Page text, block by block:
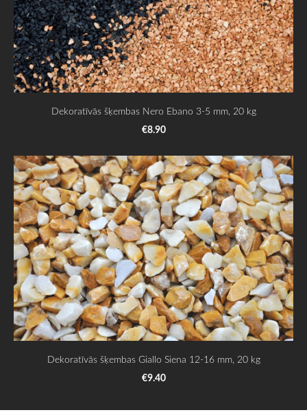
Dekoratīvās šķembas Nero Ebano 3-5 mm, 20 kg
€8.90
Dekoratīvās šķembas Giallo Siena 12-16 mm, 20 kg
€9.40